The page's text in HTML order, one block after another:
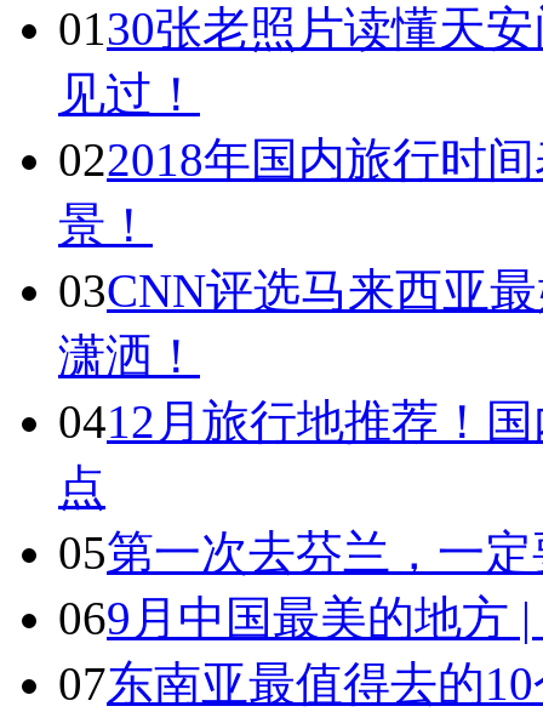
0130张老照片读懂天
见过！
022018年国内旅行时
景！
03CNN评选马来西亚
潇洒！
0412月旅行地推荐！
点
05第一次去芬兰，一
069月中国最美的地方
07东南亚最值得去的